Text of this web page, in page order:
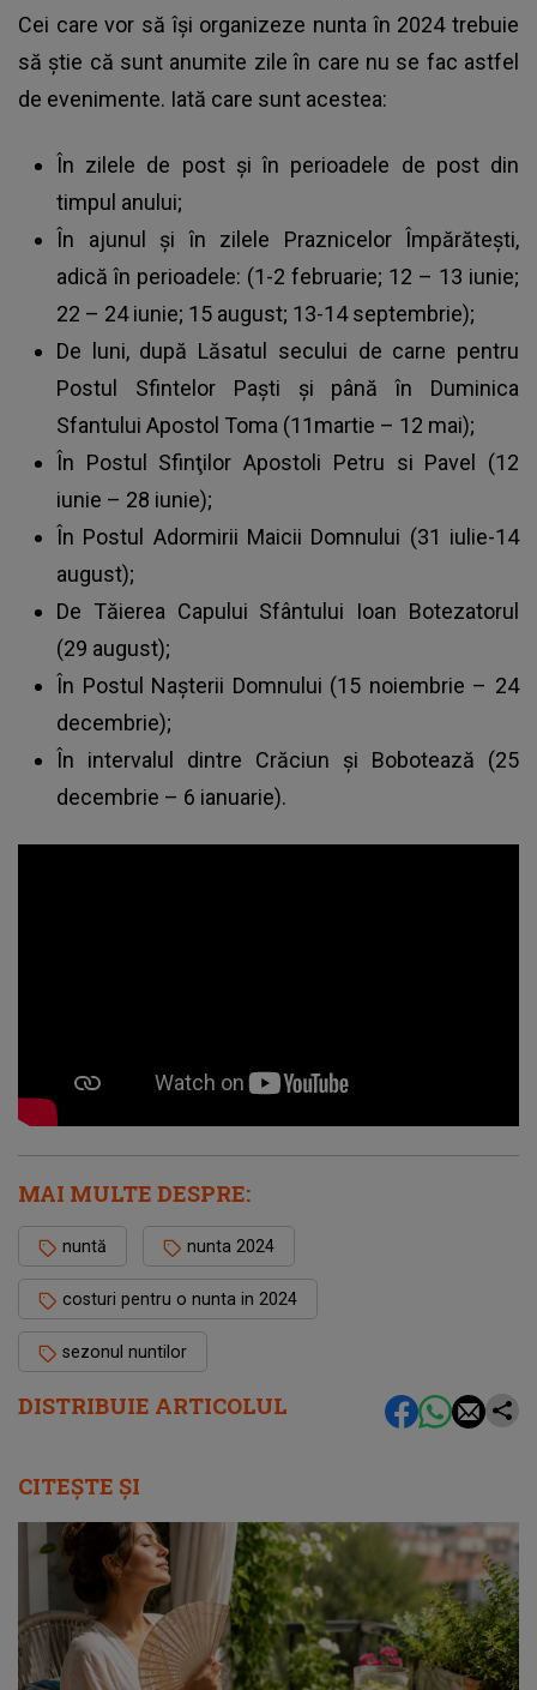
DISTRIBUIE ARTICOLUL
Cei care vor să își organizeze nunta în 2024 trebuie
să știe că sunt anumite zile în care nu se fac astfel
de evenimente. Iată care sunt acestea:
În zilele de post și în perioadele de post din
timpul anului;
În ajunul și în zilele Praznicelor Împărătești,
adică în perioadele: (1-2 februarie; 12 – 13 iunie;
22 – 24 iunie; 15 august; 13-14 septembrie);
De luni, după Lăsatul secului de carne pentru
Postul Sfintelor Paști și până în Duminica
Sfantului Apostol Toma (11martie – 12 mai);
În Postul Sfinţilor Apostoli Petru si Pavel (12
iunie – 28 iunie);
În Postul Adormirii Maicii Domnului (31 iulie-14
august);
De Tăierea Capului Sfântului Ioan Botezatorul
(29 august);
În Postul Nașterii Domnului (15 noiembrie – 24
decembrie);
În intervalul dintre Crăciun și Bobotează (25
decembrie – 6 ianuarie).
MAI MULTE DESPRE:
nuntă nunta 2024
costuri pentru o nunta in 2024
sezonul nuntilor
CITEȘTE ȘI